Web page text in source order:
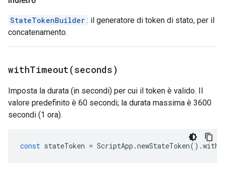
StateTokenBuilder : il generatore di token di stato, per il
concatenamento.
withTimeout(seconds)
Imposta la durata (in secondi) per cui il token è valido. Il
valore predefinito è 60 secondi; la durata massima è 3600
secondi (1 ora).
const stateToken = ScriptApp .newStateToken().